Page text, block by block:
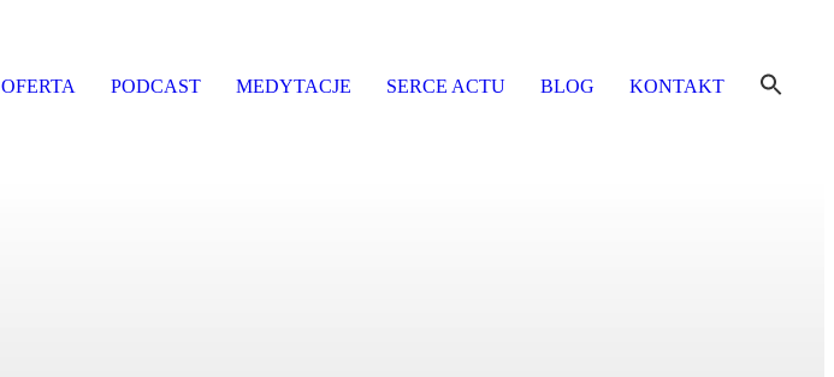
OFERTA PODCAST MEDYTACJE SERCE ACTU BLOG KONTAKT